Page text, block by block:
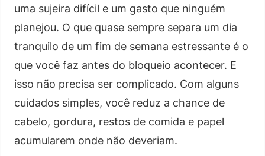
uma sujeira difícil e um gasto que ninguém
planejou. O que quase sempre separa um dia
tranquilo de um fim de semana estressante é o
que você faz antes do bloqueio acontecer. E
isso não precisa ser complicado. Com alguns
cuidados simples, você reduz a chance de
cabelo, gordura, restos de comida e papel
acumularem onde não deveriam.